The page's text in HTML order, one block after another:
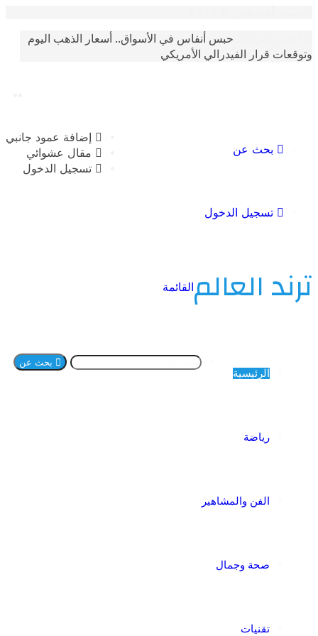
حبس أنفاس في الأسواق.. أسعار الذهب اليوم
قرار الفيدرالي الأمريكي
إضافة عمود جانبي
مقال عشوائي
تسجيل الدخول
بحث عن
تسجيل الدخول
العالمالقائمة
الفن والمشاهير
صحة وجمال
بحث عن